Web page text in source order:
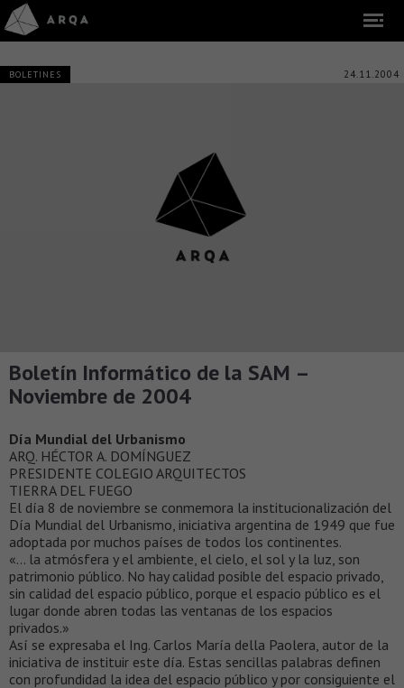
BOLETINES 24.11.2004
Boletín Informático de la SAM –
Noviembre de 2004
Día Mundial del Urbanismo
ARQ. HÉCTOR A. DOMÍNGUEZ
PRESIDENTE COLEGIO ARQUITECTOS
TIERRA DEL FUEGO
El día 8 de noviembre se conmemora la institucionalización del
Día Mundial del Urbanismo, iniciativa argentina de 1949 que fue
adoptada por muchos países de todos los continentes.
«… la atmósfera y el ambiente, el cielo, el sol y la luz, son
patrimonio público. No hay calidad posible del espacio privado,
sin calidad del espacio público, porque el espacio público es el
lugar donde abren todas las ventanas de los espacios
privados.»
Así se expresaba el Ing. Carlos María della Paolera, autor de la
iniciativa de instituir este día. Estas sencillas palabras definen
con profundidad la idea del espacio público y por consiguiente el